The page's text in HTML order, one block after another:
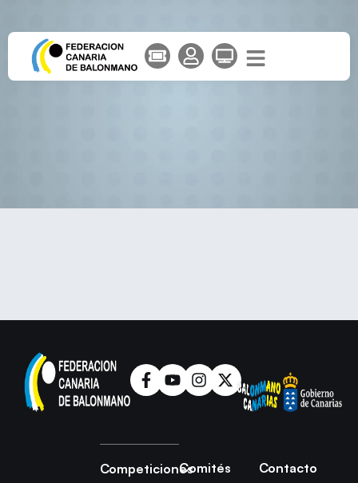
CompeticionesComités
Contacto